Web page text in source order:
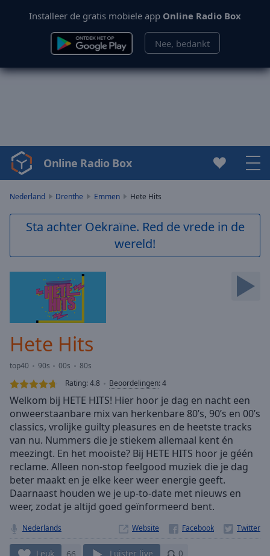
Installeer de gratis mobiele app Online Radio Box
Nee, bedankt
Video
Player
Skip
Loaded:
0.00%
Stream
TypeLIVE
Seek to
currently
behind
LIVE
Remaining
Time-
Playback
Rate
Online Radio Box
Nederland Drenthe Emmen Hete Hits
Sta achter Oekraïne. Red de vrede in de
wereld!
Hete Hits
top40 90s 00s
80s
Rating:4.8 Beoordelingen:4
Welkom bij HETE HITS! Hier hoor je dag en nacht een
onweerstaanbare mix van herkenbare 80’s, 90’s en 00’s
classics, vrolijke guilty pleasures en de heetste tracks
van nu. Nummers die je stiekem allemaal kent én
meezingt. En het mooiste? Bij HETE HITS hoor je géén
reclame. Alleen non-stop feelgood muziek die je dag
beter maakt en je elke keer weer energie geeft.
Daarnaast houden we je up-to-date met nieuws en
weer, zodat je altijd goed geïnformeerd bent.
Nederlands Website
Leuk 66 Luister live 0